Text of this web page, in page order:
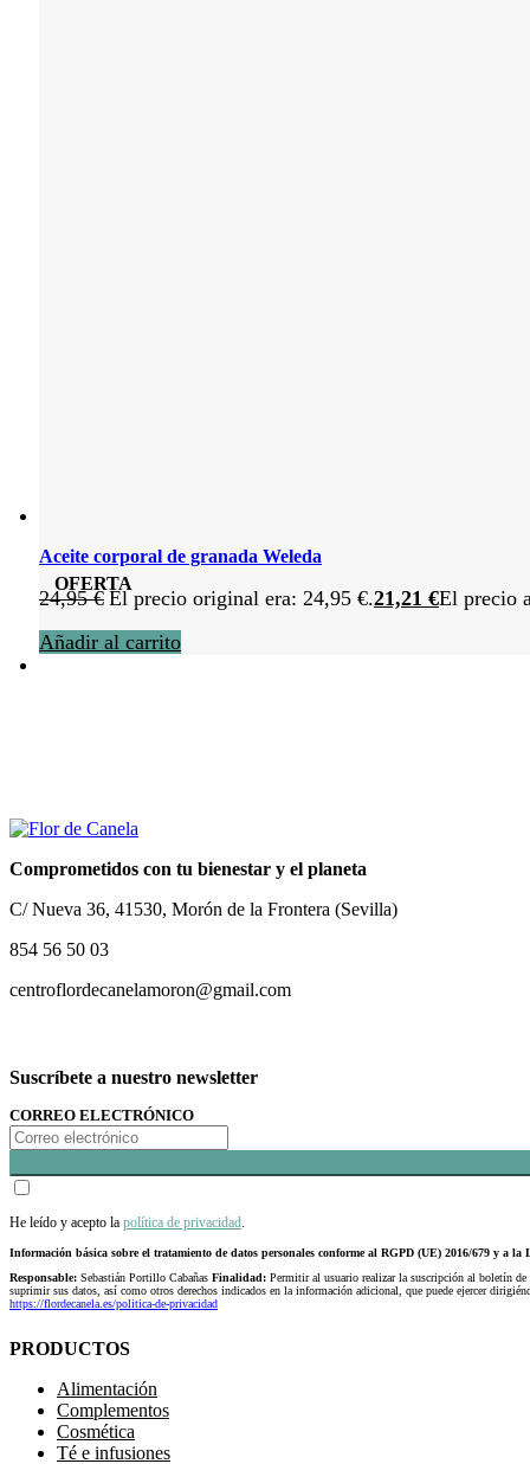
OFERTA
Aceite corporal de granada Weleda
24,95€ El precio original era: 24,95 €.21,21 €El precio
Añadir al carrito
Comprometidos con tu bienestar y el planeta
C/ Nueva 36, 41530, Morón de la Frontera (Sevilla)
854 56 50 03
centroflordecanelamoron@gmail.com
Suscríbete a nuestro newsletter
CORREO ELECTRÓNICO
He leído y acepto la política de privacidad
Información básica sobre el tratamiento de datos personales conforme al RGPD (UE) 2016/679 y a la
Responsable: Sebastián Portillo Cabañas Finalidad: Permitir al usuario realizar la suscripción al boletín
suprimir sus datos, así como otros derechos indicados en la información adicional, que puede ejercer
https://flordecanela.es/politica-de-privacidad
PRODUCTOS
Alimentación
Complementos
Cosmética
Té e infusiones